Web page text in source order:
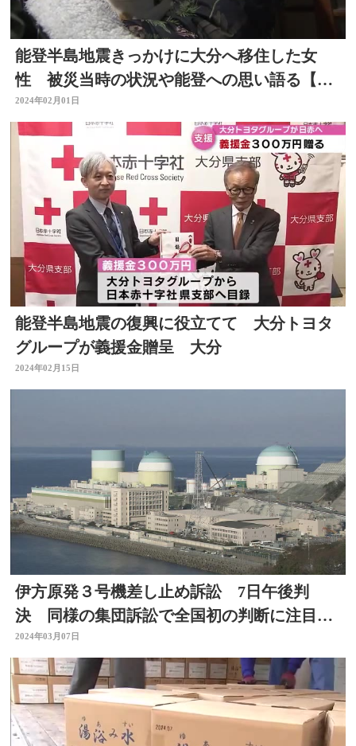
能登半島地震きっかけに大分へ移住した女
性 被災当時の状況や能登への思い語る【大
分】
2024年02月01日
能登半島地震の復興に役立てて 大分トヨタ
グループが義援金贈呈 大分
2024年02月15日
伊方原発３号機差し止め訴訟 7日午後判
決 同様の集団訴訟で全国初の判断に注目
大分地裁
2024年03月07日